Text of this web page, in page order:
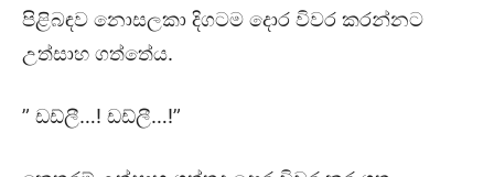
පිළිබඳව නොසලකා දිගටම දොර විවර කරන්නට
උත්සාහ ගත්තේය.
” ඩඩ්ලී…! ඩඩ්ලී…!”